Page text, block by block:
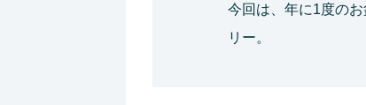
今回は、年に1度の
リー。